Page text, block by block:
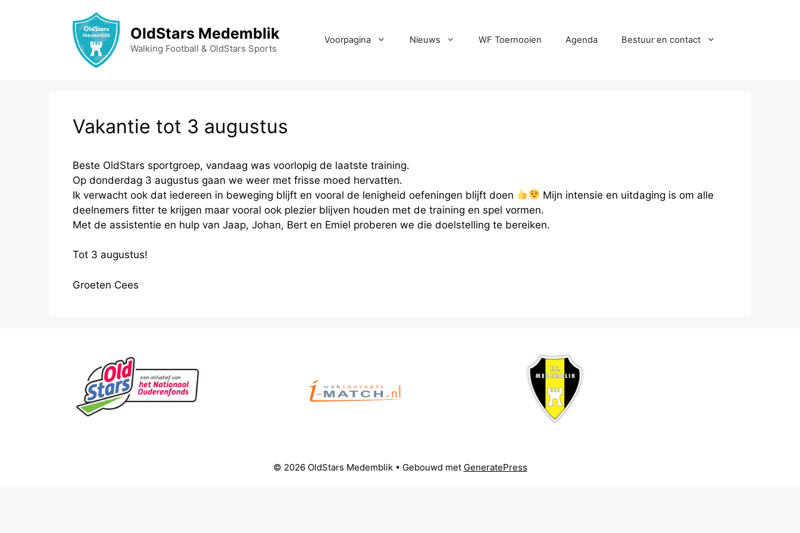
OldStars Medemblik
Walking Football & OldStars Sports
Voorpagina Nieuws WF Toernooien Agenda Bestuur en contact
Vakantie tot 3 augustus
Beste OldStars sportgroep, vandaag was voorlopig de laatste training.
Op donderdag 3 augustus gaan we weer met frisse moed hervatten.
Ik verwacht ook dat iedereen in beweging blijft en vooral de lenigheid oefeningen blijft doen
Mijn intensie en uitdaging is om alle
deelnemers fitter te krijgen maar vooral ook plezier blijven houden met de training en spel vormen.
Met de assistentie en hulp van Jaap, Johan, Bert en Emiel proberen we die doelstelling te bereiken.
Tot 3 augustus!
Groeten Cees
© 2026 OldStars Medemblik• Gebouwd met GeneratePress